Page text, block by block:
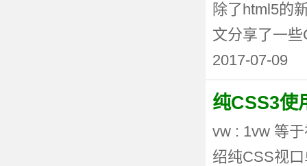
除了html5的
文分享了一
2017-07-09
纯CSS3使
vw : 1vw 等
绍纯CSS视